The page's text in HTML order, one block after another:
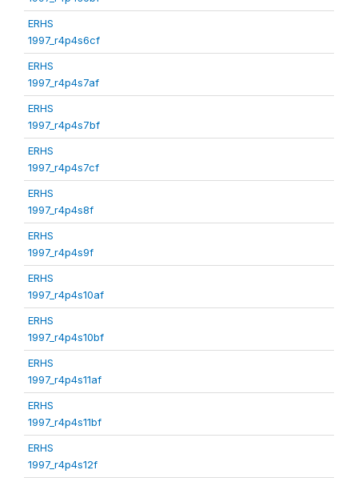
ERHS
1997_r4p4s6cf
ERHS
1997_r4p4s7af
ERHS
1997_r4p4s7bf
ERHS
1997_r4p4s7cf
ERHS
1997_r4p4s8f
ERHS
1997_r4p4s9f
ERHS
1997_r4p4s10af
ERHS
1997_r4p4s10bf
ERHS
1997_r4p4s11af
ERHS
1997_r4p4s11bf
ERHS
1997_r4p4s12f